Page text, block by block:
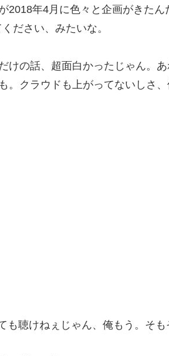
2018年4月に色々と企画がきた
ださい、みたいな。
けの話、超面白かったじゃん。
。クラウドも上がってないしさ
も聴けねぇじゃん、俺もう。そ